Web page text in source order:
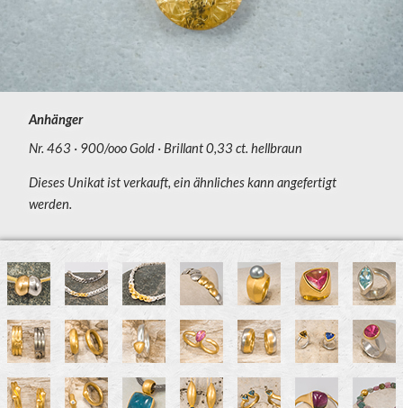
Anhänger
Nr. 463
900/ooo Gold Brillant 0,33 ct. hellbraun
Dieses Unikat ist verkauft, ein ähnliches kann angefertigt
werden.